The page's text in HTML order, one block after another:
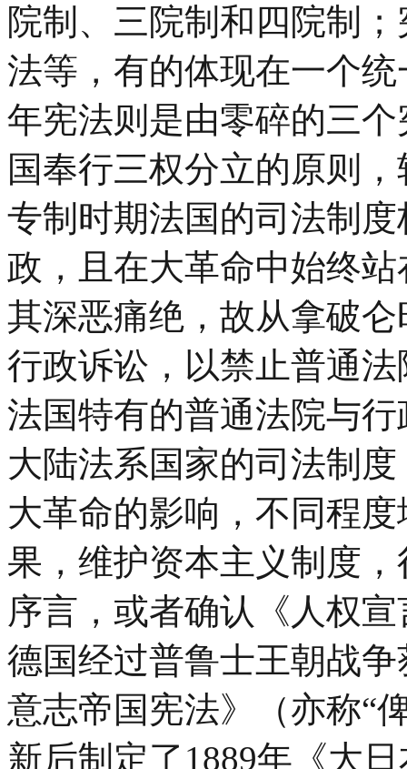
院制、三院制和四院制
法等，有的体现在一个
年宪法则是由零碎的三
国奉行三权分立的原则
专制时期法国的司法制
政，且在大革命中始终
其深恶痛绝，故从拿破
行政诉讼，以禁止普通
法国特有的普通法院与
大陆法系国家的司法制
大革命的影响，不同程
果，维护资本主义制度
序言，或者确认《人权
德国经过普鲁士王朝战
意志帝国宪法》（亦称“
新后制定了1889年《大